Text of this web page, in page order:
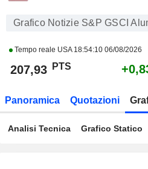
Grafico Notizie S&P GSCI
Tempo reale USA 18:54:10 06/08/2026
207,93 PTS
Panoramica Quotazioni
Analisi Tecnica Grafico Statico